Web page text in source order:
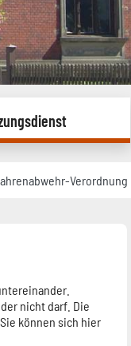
Verordnung
nicht darf. Die
können sich hier